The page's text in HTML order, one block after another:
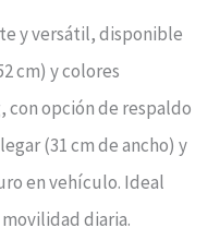
y versátil, disponible
cm) y colores
con opción de respaldo
(31 cm de ancho) y
en vehículo. Ideal
diaria.